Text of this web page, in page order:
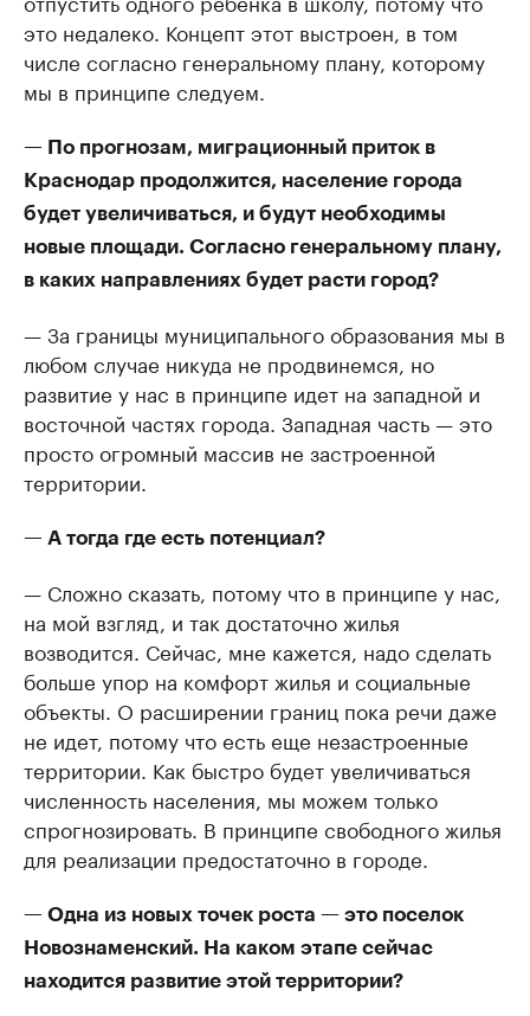
это недалеко. Концепт этот выстроен, в том
числе согласно генеральному плану, которому
мы в принципе следуем.
— По прогнозам, миграционный приток в
Краснодар продолжится, население города
будет увеличиваться, и будут необходимы
новые площади. Согласно генеральному плану,
в каких направлениях будет расти город?
— За границы муниципального образования мы в
любом случае никуда не продвинемся, но
развитие у нас в принципе идет на западной и
восточной частях города. Западная часть — это
просто огромный массив не застроенной
территории.
— А тогда где есть потенциал?
— Сложно сказать, потому что в принципе у нас,
на мой взгляд, и так достаточно жилья
возводится. Сейчас, мне кажется, надо сделать
больше упор на комфорт жилья и социальные
объекты. О расширении границ пока речи даже
не идет, потому что есть еще незастроенные
территории. Как быстро будет увеличиваться
численность населения, мы можем только
спрогнозировать. В принципе свободного жилья
для реализации предостаточно в городе.
— Одна из новых точек роста — это поселок
Новознаменский. На каком этапе сейчас
находится развитие этой территории?